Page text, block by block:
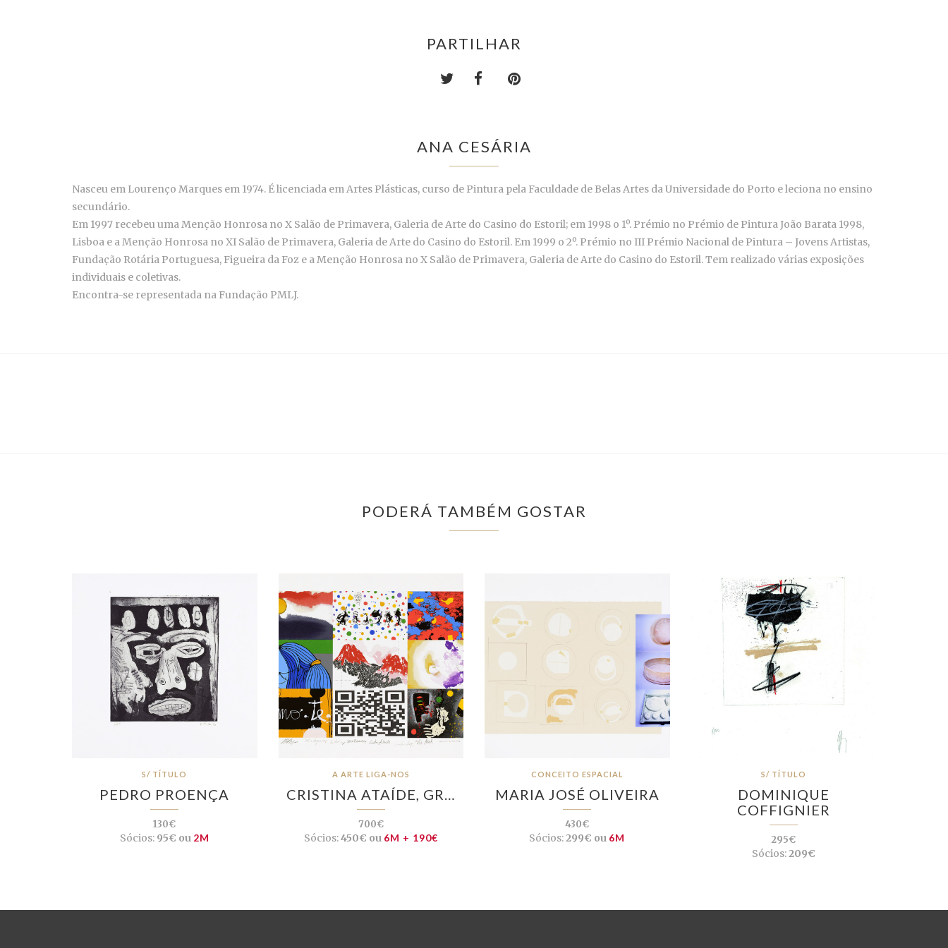
PARTILHAR
ANA CESÁRIA
Nasceu em Lourenço Marques em 1974. É licenciada em Artes Plásticas, curso de Pintura pela Faculdade de Belas Artes da Universidade do Porto e leciona no ensino
secundário.
Em 1997 recebeu uma Menção Honrosa no X Salão de Primavera, Galeria de Arte do Casino do Estoril; em 1998 o 1º. Prémio no Prémio de Pintura João Barata 1998,
Lisboa e a Menção Honrosa no XI Salão de Primavera, Galeria de Arte do Casino do Estoril. Em 1999 o 2º. Prémio no III Prémio Nacional de Pintura – Jovens Artistas,
Fundação Rotária Portuguesa, Figueira da Foz e a Menção Honrosa no X Salão de Primavera, Galeria de Arte do Casino do Estoril. Tem realizado várias exposições
individuais e coletivas.
Encontra-se representada na Fundação PMLJ.
PODERÁ TAMBÉM GOSTAR
S/ TÍTULO
PEDRO PROENÇA
130€
Sócios:95€ ou 2M
A ARTE LIGA-NOS
CRISTINA ATAÍDE, GR…
700€
Sócios:450€ ou 6M + 190€
CONCEITO ESPACIAL
MARIA JOSÉ OLIVEIRA
430€
Sócios:299€ ou 6M
S/ TÍTULO
DOMINIQUE
COFFIGNIER
295€
Sócios:209€